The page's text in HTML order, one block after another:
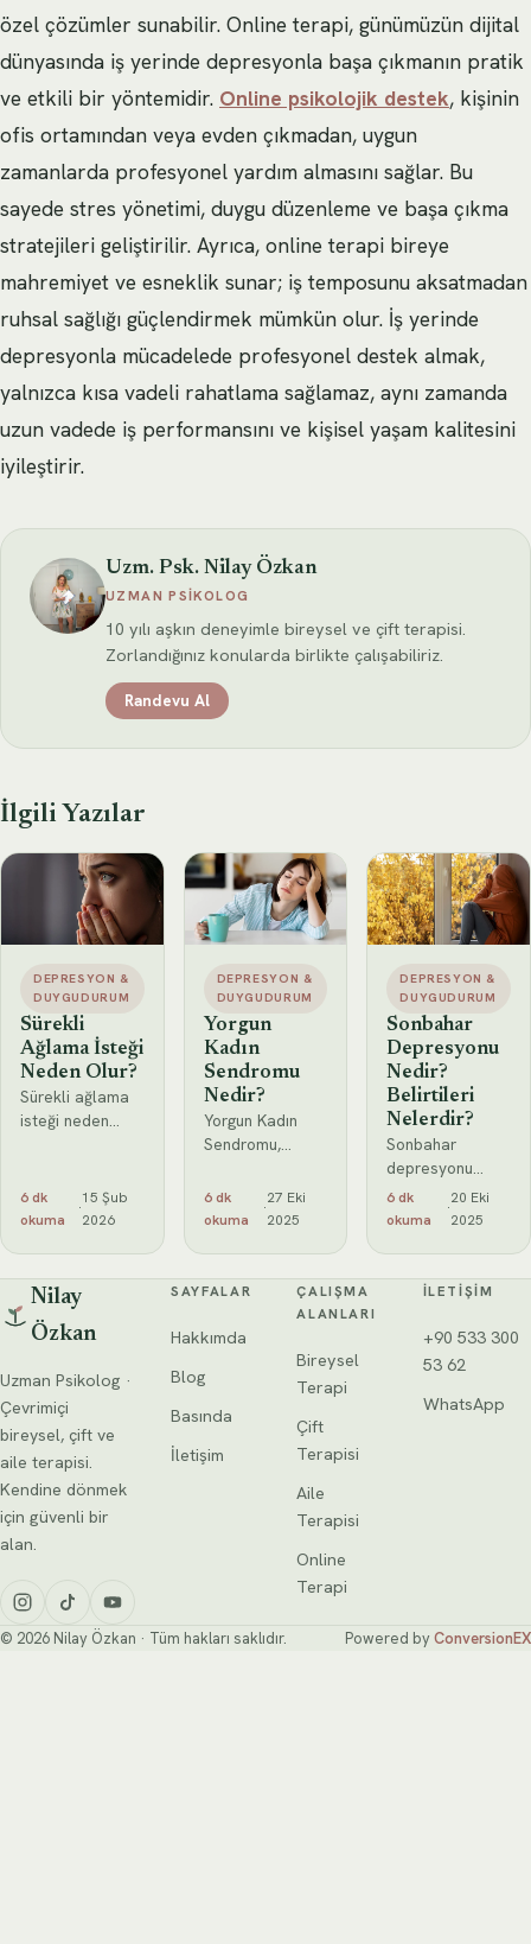
özel çözümler sunabilir. Online terapi, günümüzün dijital
dünyasında iş yerinde depresyonla başa çıkmanın pratik
ve etkili bir yöntemidir. Online psikolojik destek, kişinin
ofis ortamından veya evden çıkmadan, uygun
zamanlarda profesyonel yardım almasını sağlar. Bu
sayede stres yönetimi, duygu düzenleme ve başa çıkma
stratejileri geliştirilir. Ayrıca, online terapi bireye
mahremiyet ve esneklik sunar; iş temposunu aksatmadan
ruhsal sağlığı güçlendirmek mümkün olur. İş yerinde
depresyonla mücadelede profesyonel destek almak,
yalnızca kısa vadeli rahatlama sağlamaz, aynı zamanda
uzun vadede iş performansını ve kişisel yaşam kalitesini
iyileştirir.
Uzm. Psk. Nilay Özkan
UZMAN PSIKOLOG
10 yılı aşkın deneyimle bireysel ve çift terapisi.
Zorlandığınız konularda birlikte çalışabiliriz.
Randevu Al
İlgili Yazılar
DEPRESYON &
DUYGUDURUM
Sürekli
Ağlama İsteği
Neden Olur?
Sürekli ağlama
isteği neden
kaygı, hormonal
değişimler ve
etkilerini
öğrenin. Sürekli
ağlama hissinin
6 dk
okuma
·
15 Şub
2026
DEPRESYON &
DUYGUDURUM
Yorgun
Kadın
Sendromu
Nedir?
Yorgun Kadın
Sendromu,
olmaya çalışan
kadınların
tükenmişliği
Belirtiler,
başa çıkma
yollarını
6 dk
okuma
·
27 Eki
2025
DEPRESYON &
DUYGUDURUM
Sonbahar
Depresyonu
Nedir?
Belirtileri
Nelerdir?
Sonbahar
depresyonu
yaşayan
kişilerde sabah
sosyal geri
uyuma isteği ve
tatlı gıdalara
davranışlar sık
6 dk
okuma
·
20 Eki
2025
Nilay
Özkan
Uzman Psikolog ·
Çevrimiçi
bireysel, çift ve
aile terapisi.
Kendine dönmek
için güvenli bir
alan.
SAYFALAR
Hakkımda
Blog
Basında
İletişim
ÇALIŞMA
ALANLARI
Bireysel
Terapi
Çift
Terapisi
Aile
Terapisi
Online
Terapi
İLETIŞIM
+90 533 300
53 62
WhatsApp
© 2026 Nilay Özkan · Tüm hakları saklıdır. Powered byConversionEX